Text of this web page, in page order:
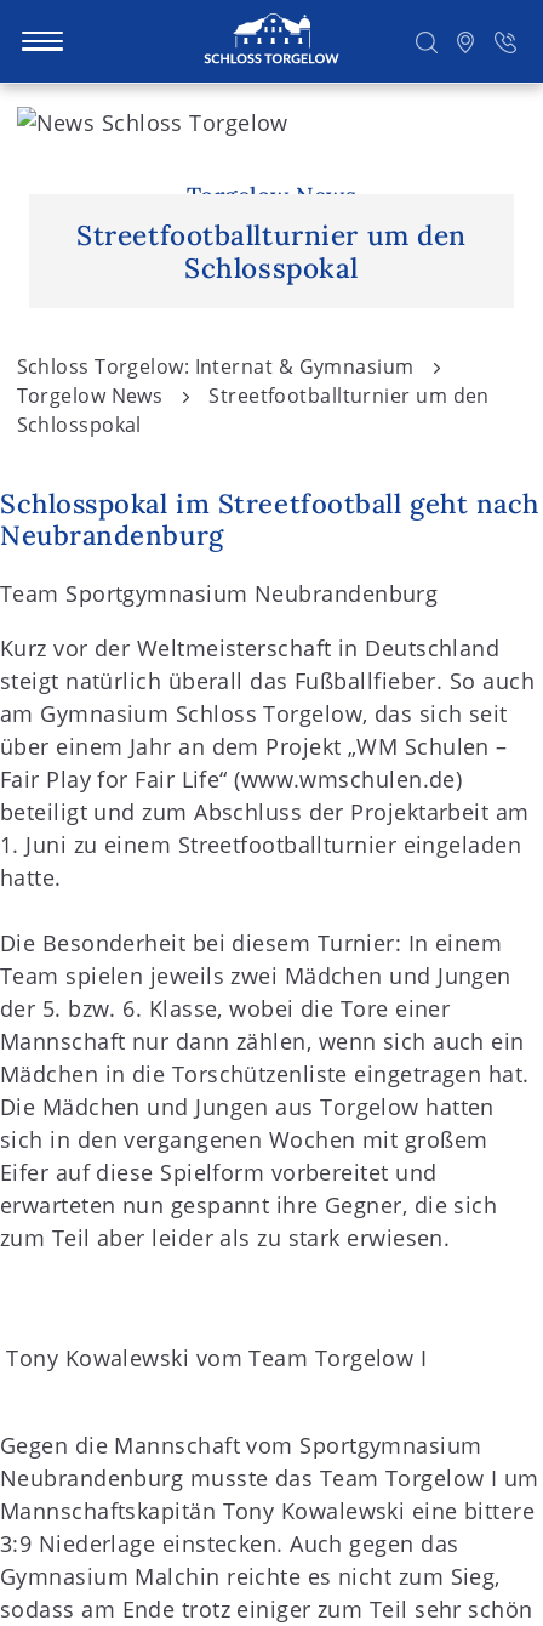
S
t
Torgelow News
Streetfootballturnier um den
Schlosspokal
Schloss Torgelow: Internat & Gymnasium
Torgelow News
Streetfootballturnier um den
Schlosspokal
Schlosspokal im Streetfootball geht nach
Neubrandenburg
Team Sportgymnasium Neubrandenburg
Kurz vor der Weltmeisterschaft in Deutschland
steigt natürlich überall das Fußballfieber. So auch
am Gymnasium Schloss Torgelow, das sich seit
über einem Jahr an dem Projekt „WM Schulen –
Fair Play for Fair Life“ (www.wmschulen.de)
beteiligt und zum Abschluss der Projektarbeit am
1. Juni zu einem Streetfootballturnier eingeladen
hatte.
Die Besonderheit bei diesem Turnier: In einem
Team spielen jeweils zwei Mädchen und Jungen
der 5. bzw. 6. Klasse, wobei die Tore einer
Mannschaft nur dann zählen, wenn sich auch ein
Mädchen in die Torschützenliste eingetragen hat.
Die Mädchen und Jungen aus Torgelow hatten
sich in den vergangenen Wochen mit großem
Eifer auf diese Spielform vorbereitet und
erwarteten nun gespannt ihre Gegner, die sich
zum Teil aber leider als zu stark erwiesen.
Tony Kowalewski vom Team Torgelow I
Gegen die Mannschaft vom Sportgymnasium
Neubrandenburg musste das Team Torgelow I um
Mannschaftskapitän Tony Kowalewski eine bittere
3:9 Niederlage einstecken. Auch gegen das
Gymnasium Malchin reichte es nicht zum Sieg,
sodass am Ende trotz einiger zum Teil sehr schön